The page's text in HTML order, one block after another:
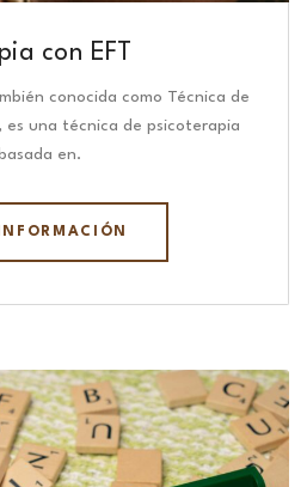
con EFT
conocida como Técnica de
es una técnica de psicoterapia
basada en.